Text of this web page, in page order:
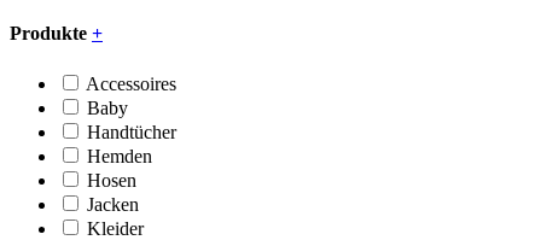
Produkte +
Accessoires
Baby
Handtücher
Hemden
Hosen
Jacken
Kleider